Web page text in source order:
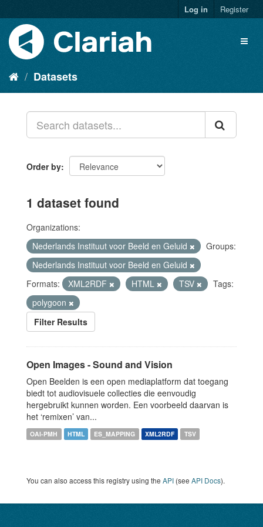
Log in Register
Datasets
Order by
1 dataset found
Organizations:
Nederlands Instituut voor Beeld en Geluid
Groups:
Nederlands Instituut voor Beeld en Geluid
Formats:
XML2RDF HTML TSV
Tags:
polygoon
Filter Results
Open Images - Sound and Vision
Open Beelden is een open mediaplatform dat toegang
biedt tot audiovisuele collecties die eenvoudig
hergebruikt kunnen worden. Een voorbeeld daarvan is
het ‘remixen’ van...
OAI-PMH HTML ES_MAPPING XML2RDF TSV
You can also access this registry using the API (see API Docs).